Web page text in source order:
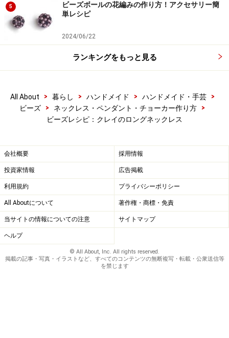
5
ビーズボールの花編みの作り方！アクセサリー簡
単レシピ
2024/06/22
ランキングをもっと見る
All About > 暮らし > ハンドメイド > ハンドメイド・手芸
>
ビーズ
> ネックレス・ペンダント・チョーカー作り方
>
ビーズレシピ：クレイのロングネックレス
会社概要 採用情報
投資家情報 広告掲載
利用規約 プライバシーポリシー
All Aboutについて 著作権・商標・免責
当サイトの情報についての注意 サイトマップ
ヘルプ
© All About, Inc. All rights reserved.
掲載の記事・写真・イラストなど、すべてのコンテンツの無断複写・転載・公衆送信等
を禁じます